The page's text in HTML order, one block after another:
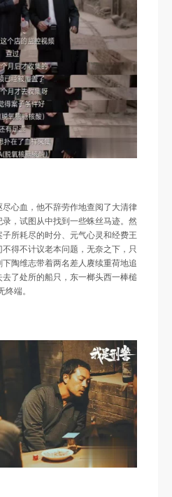
心血，他不辞劳作地查阅了大清律
，试图从中找到一些蛛丝马迹。然
所耗尽的时分、元气心灵和经费王
得不计议老本问题，无奈之下，只
陶维志带着两名差人赓续重荷地追
了处所的船只，东一榔头西一棒槌
端。